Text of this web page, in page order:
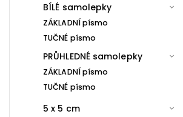
BÍLÉ samolepky
ZÁKLADNÍ písmo
TUČNÉ písmo
PRŮHLEDNÉ samolepky
ZÁKLADNÍ písmo
TUČNÉ písmo
5 x 5 cm